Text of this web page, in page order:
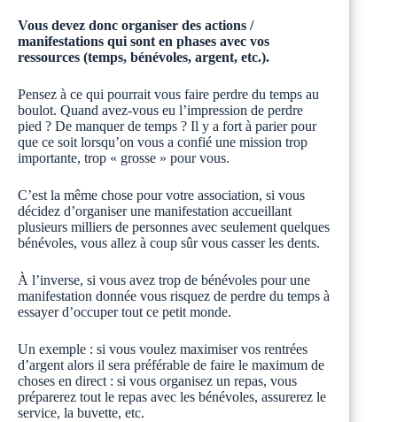
Vous devez donc organiser des actions /
manifestations qui sont en phases avec vos
ressources (temps, bénévoles, argent, etc.).
Pensez à ce qui pourrait vous faire perdre du temps au
boulot. Quand avez-vous eu l’impression de perdre
pied ? De manquer de temps ? Il y a fort à parier pour
que ce soit lorsqu’on vous a confié une mission trop
importante, trop « grosse » pour vous.
C’est la même chose pour votre association, si vous
décidez d’organiser une manifestation accueillant
plusieurs milliers de personnes avec seulement quelques
bénévoles, vous allez à coup sûr vous casser les dents.
À l’inverse, si vous avez trop de bénévoles pour une
manifestation donnée vous risquez de perdre du temps à
essayer d’occuper tout ce petit monde.
Un exemple : si vous voulez maximiser vos rentrées
d’argent alors il sera préférable de faire le maximum de
choses en direct : si vous organisez un repas, vous
préparerez tout le repas avec les bénévoles, assurerez le
service, la buvette, etc.